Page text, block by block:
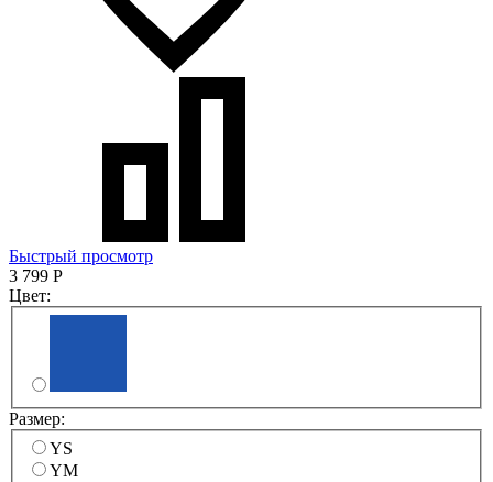
Быстрый просмотр
3 799 Р
Цвет:
Размер:
YS
YM